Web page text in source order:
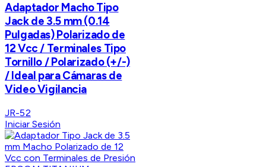
Adaptador Macho Tipo
Jack de 3.5 mm (0.14
Pulgadas) Polarizado de
12 Vcc / Terminales Tipo
Tornillo / Polarizado (+/-)
/ Ideal para Cámaras de
Video Vigilancia
JR-52
Iniciar Sesión